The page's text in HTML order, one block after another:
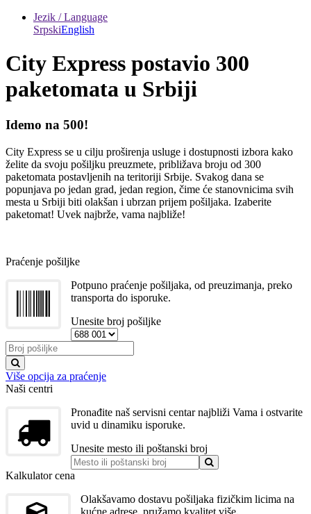
Jezik / Language
SrpskiEnglish
City Express postavio 300
paketomata u Srbiji
Idemo na 500!
City Express se u cilju proširenja usluge i dostupnosti izbora kako
želite da svoju pošiljku preuzmete, približava broju od 300
paketomata postavljenih na teritoriji Srbije. Svakog dana se
popunjava po jedan grad, jedan region, čime će stanovnicima svih
mesta u Srbiji biti olakšan i ubrzan prijem pošiljaka. Izaberite
paketomat! Uvek najbrže, vama najbliže!
Praćenje pošiljke
Potpuno praćenje pošiljaka, od preuzimanja, preko
transporta do isporuke.
Unesite broj pošiljke
Više opcija za praćenje
Naši centri
Pronađite naš servisni centar najbliži Vama i ostvarite
uvid u dinamiku isporuke.
Unesite mesto ili poštanski broj
Kalkulator cena
Olakšavamo dostavu pošiljaka fizičkim licima na
kućne adrese, pružamo kvalitet više.